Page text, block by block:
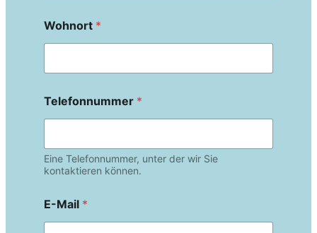
Wohnort *
Telefonnummer *
Eine Telefonnummer, unter der wir Sie
kontaktieren können.
E-Mail *